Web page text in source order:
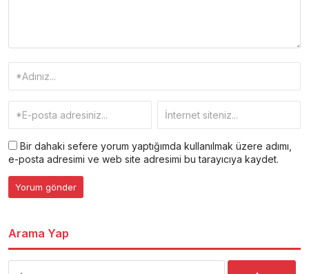
Bir dahaki sefere yorum yaptığımda kullanılmak üzere adımı,
e-posta adresimi ve web site adresimi bu tarayıcıya kaydet.
Arama Yap